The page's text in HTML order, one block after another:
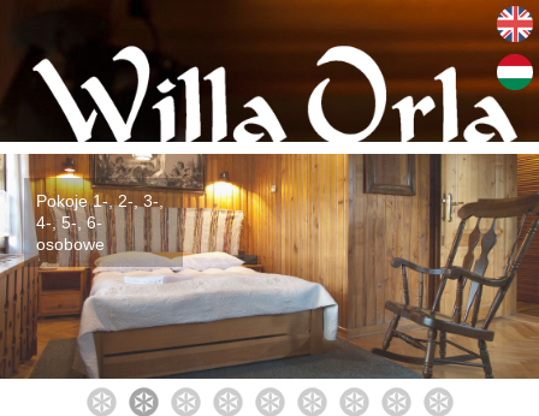
Pokoje 1-, 2-, 3-,
4-, 5-, 6-
osobowe
1 2 3 4 5 6 7 8 9